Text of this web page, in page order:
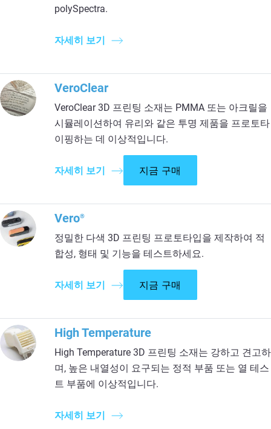
polySpectra.
자세히 보기
VeroClear
VeroClear 3D 프린팅 소재는 PMMA 또는 아크릴을
시뮬레이션하여 유리와 같은 투명 제품을 프로토타
이핑하는 데 이상적입니다.
자세히 보기 지금 구매
Vero®
정밀한 다색 3D 프린팅 프로토타입을 제작하여 적
합성, 형태 및 기능을 테스트하세요.
자세히 보기 지금 구매
High Temperature
High Temperature 3D 프린팅 소재는 강하고 견고하
며, 높은 내열성이 요구되는 정적 부품 또는 열 테스
트 부품에 이상적입니다.
자세히 보기